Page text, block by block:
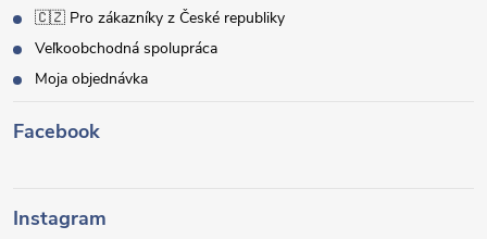
🇨🇿 Pro zákazníky z České republiky
Veľkoobchodná spolupráca
Moja objednávka
Facebook
Instagram